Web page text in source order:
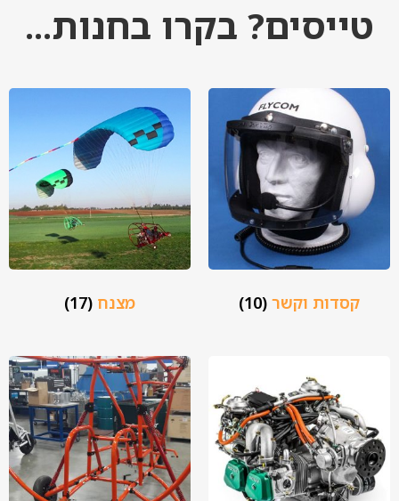
טייסים? בקרו בחנות...
קסדות וקשר (10) מצנח (17)